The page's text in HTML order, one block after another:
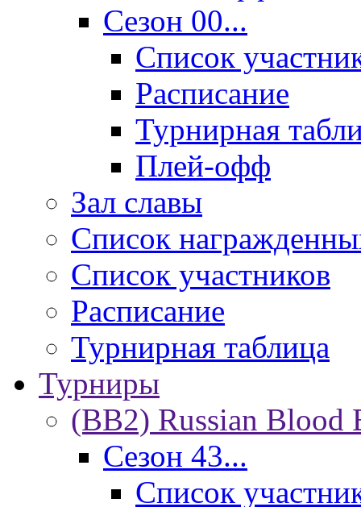
Сезон 00...
Список
Расписание
Турнирная
Плей-офф
Зал славы
Список
Список участников
Расписание
Турнирная таблица
Турниры
(BB2) Russian Blood
Сезон 43...
Список